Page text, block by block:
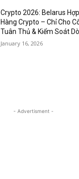
Crypto 2026: Belarus
Hàng Crypto – Chỉ Cho
Tuân Thủ & Kiểm Soát
January 16, 2026
- Advertisment -